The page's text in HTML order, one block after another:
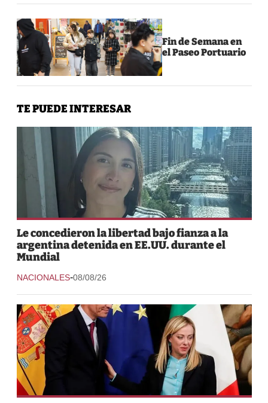
Fin de Semana en
el Paseo Portuario
TE PUEDE INTERESAR
Le concedieron la libertad bajo fianza a la
argentina detenida en EE.UU. durante el
Mundial
NACIONALES-08/08/26